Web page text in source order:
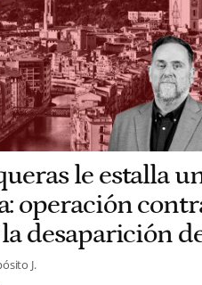
le estalla
operación
desaparición
J.